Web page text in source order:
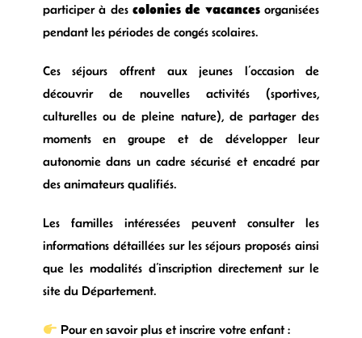
participer à des colonies de vacancesorganisées
pendant les périodes de congés scolaires.
Ces séjours offrent aux jeunes l’occasion de
découvrir de nouvelles activités (sportives,
culturelles ou de pleine nature), de partager des
moments en groupe et de développer leur
autonomie dans un cadre sécurisé et encadré par
des animateurs qualifiés.
Les familles intéressées peuvent consulter les
informations détaillées sur les séjours proposés ainsi
que les modalités d’inscription directement sur le
site du Département.
Pour en savoir plus et inscrire votre enfant :